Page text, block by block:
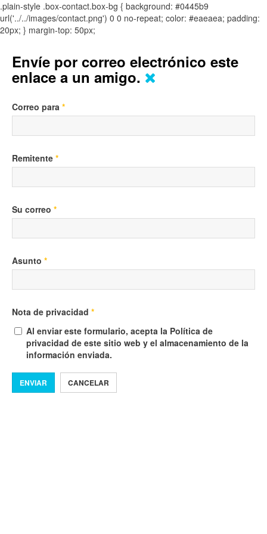
.plain-style .box-contact.box-bg { background: #0445b9
url('../../images/contact.png') 0 0 no-repeat; color: #eaeaea; padding:
20px; } margin-top: 50px;
Envíe por correo electrónico este
enlace a un amigo.
Correo para *
Remitente *
Su correo *
Asunto *
Nota de privacidad *
Al enviar este formulario, acepta la Política de
privacidad de este sitio web y el almacenamiento de la
información enviada.
ENVIAR CANCELAR